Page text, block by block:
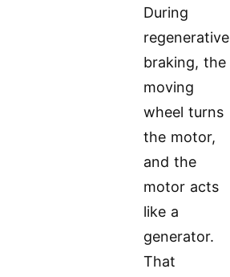
During
regenerative
braking, the
moving
wheel turns
the motor,
and the
motor acts
like a
generator.
That